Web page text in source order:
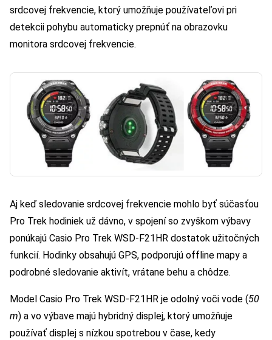
srdcovej frekvencie, ktorý umožňuje používateľovi pri
detekcii pohybu automaticky prepnúť na obrazovku
monitora srdcovej frekvencie.
Aj keď sledovanie srdcovej frekvencie mohlo byť súčasťou
Pro Trek hodiniek už dávno, v spojení so zvyškom výbavy
ponúkajú Casio Pro Trek WSD-F21HR dostatok užitočných
funkcií. Hodinky obsahujú GPS, podporujú offline mapy a
podrobné sledovanie aktivít, vrátane behu a chôdze.
Model Casio Pro Trek WSD-F21HR je odolný voči vode (50
m) a vo výbave majú hybridný displej, ktorý umožňuje
používať displej s nízkou spotrebou v čase, kedy